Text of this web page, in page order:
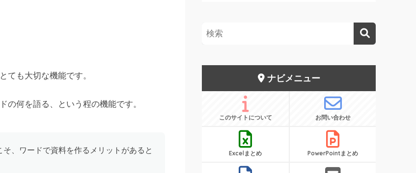
ても大切な機能です。
の何を語る、という程の機能です。
、ワードで資料を作るメリットがあると
ナビメニュー
このサイトについて お問い合わせ
Excelまとめ PowerPointまとめ